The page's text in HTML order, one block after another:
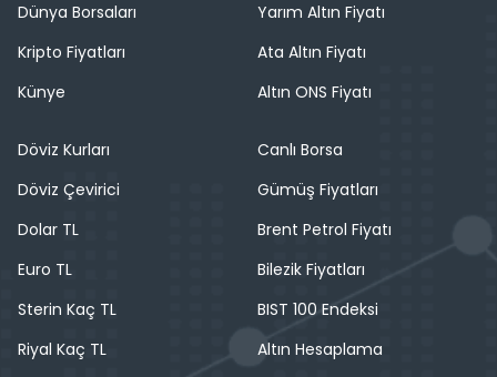
Dünya Borsaları
Kripto Fiyatları
Künye
Yarım Altın Fiyatı
Ata Altın Fiyatı
Altın ONS Fiyatı
Döviz Kurları
Döviz Çevirici
Dolar TL
Euro TL
Sterin Kaç TL
Riyal Kaç TL
Canlı Borsa
Gümüş Fiyatları
Brent Petrol Fiyatı
Bilezik Fiyatları
BIST 100 Endeksi
Altın Hesaplama